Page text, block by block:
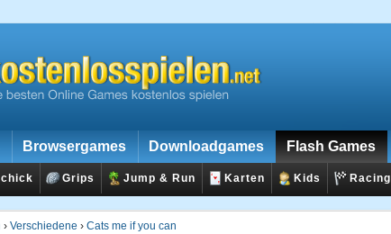
Browsergames Downloadgames Flash Games
Grips Jump & Run Karten Kids Racing
› Verschiedene › Cats me if you can